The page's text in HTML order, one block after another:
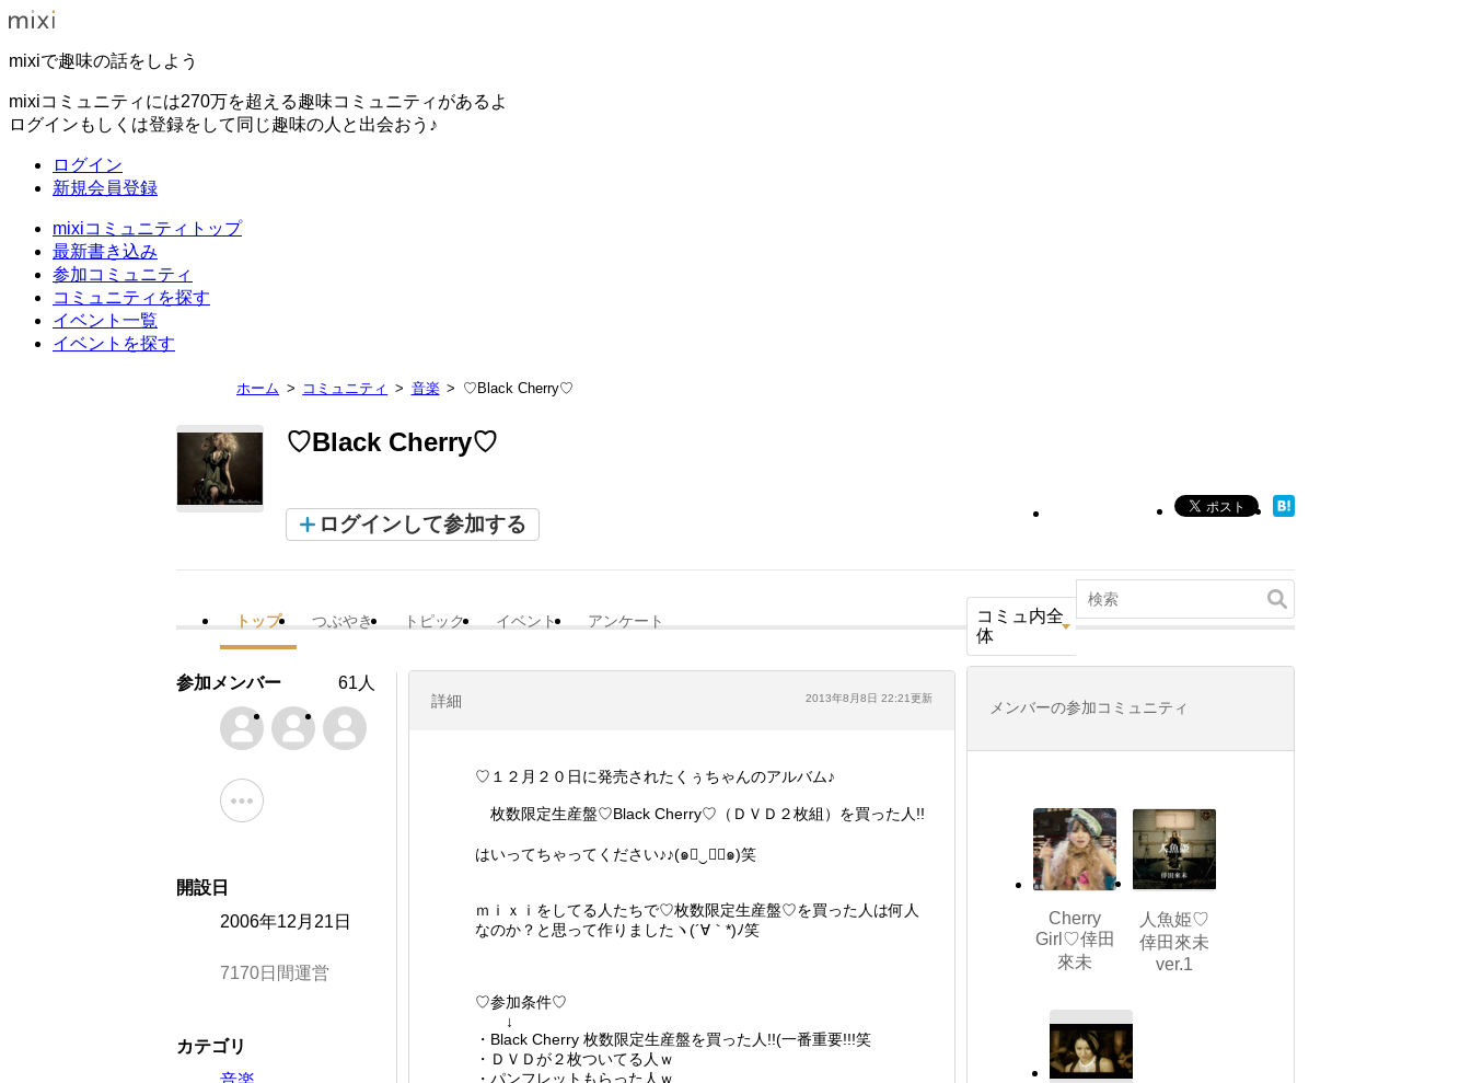
mixiで趣味の話をしよう
mixiコミュニティには270万を超える趣味コミュニティがあるよ
ログインもしくは登録をして同じ趣味の人と出会おう♪
ログイン
新規会員登録
mixiコミュニティトップ
最新書き込み
参加コミュニティ
コミュニティを探す
イベント一覧
イベントを探す
ホーム コミュニティ 音楽 ♡Black Cherry♡
♡Black Cherry♡
ログインして参加する
トップ つぶやき トピック イベント アンケート
コミュ内全
体
詳細 2013年8月8日 22:21更新
♡１２月２０日に発売されたくぅちゃんのアルバム♪
枚数限定生産盤♡Black Cherry♡（ＤＶＤ２枚組）を買った人!!
はいってちゃってください♪♪(๑￫‿ฺ￩๑)笑
ｍｉｘｉをしてる人たちで♡枚数限定生産盤♡を買った人は何人
なのか？と思って作りましたヽ(´∀｀*)ﾉ笑
♡参加条件♡
↓
・Black Cherry 枚数限定生産盤を買った人!!(一番重要!!!笑
・ＤＶＤが２枚ついてる人ｗ
・パンフレットもらった人ｗ
参加メンバー 61人
開設日
2006年12月21日
7170日間運営
カテゴリ
メンバーの参加コミュニティ
Cherry
Girl♡倖田
來未
人魚姫♡
倖田來未
ver.1